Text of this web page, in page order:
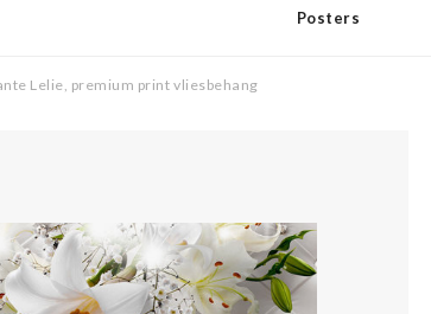
Posters
Lelie, premium print vliesbehang